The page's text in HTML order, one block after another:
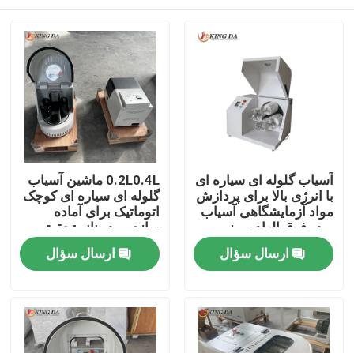
خانه
دربارهی ما
آسیاب گلوله ای سیاره ای
با انرژی بالا برای پردازش
مواد آزمایشگاهی آسیاب
پودر فوق العاده ریز
ارسال سؤال
0.2L0.4L ماشین آسیاب
گلوله ای سیاره ای کوچک
اتوماتیک برای آماده
سازی پودر نانو تحقیق
پیشرفته مواد
ارسال سؤال